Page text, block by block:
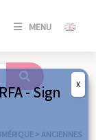
MENU
SE
/
> ANCIENNES
- Sign
X